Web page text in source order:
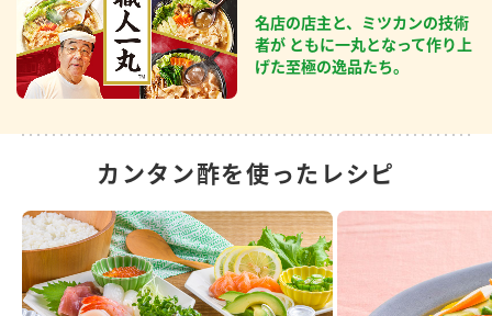
名店の店主と、ミツカンの技術
者が ともに一丸となって作り上
げた至極の逸品たち。
カンタン酢を使ったレシピ